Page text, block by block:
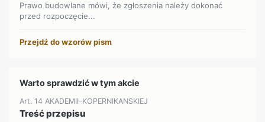
Prawo budowlane mówi, że zgłoszenia należy dokonać
przed rozpoczęcie...
Przejdź do wzorów pism
Warto sprawdzić w tym akcie
Art. 14 AKADEMII-KOPERNIKANSKIEJ
Treść przepisu